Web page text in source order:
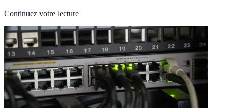
Continuez votre lecture